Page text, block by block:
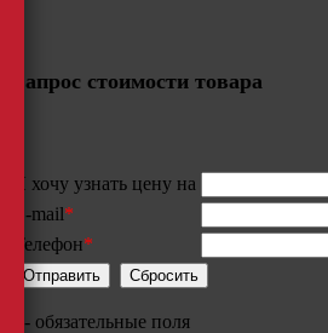
Запрос стоимости товара
Я хочу узнать цену на
E-mail*
Телефон*
- обязательные поля